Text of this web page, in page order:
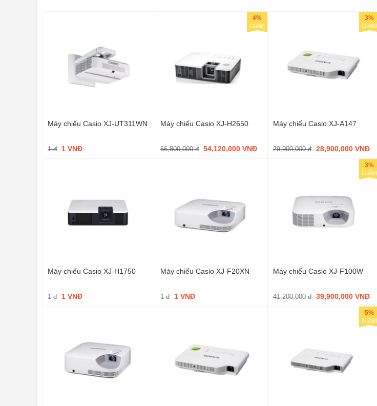
Máy chiếu Casio XJ-UT311WN
1 đ 1 VNĐ
Máy chiếu Casio XJ-H2650
56,800,000 đ 54,120,000 VNĐ
4%
GIẢM
Máy chiếu Casio XJ-A147
29,900,000 đ 28,900,000 VNĐ
3%
GIẢM
Máy chiếu Casio XJ-H1750
1 đ 1 VNĐ
Máy chiếu Casio XJ-F20XN
1 đ 1 VNĐ
Máy chiếu Casio XJ-F100W
41,200,000 đ 39,900,000 VNĐ
3%
GIẢM
5%
GIẢM